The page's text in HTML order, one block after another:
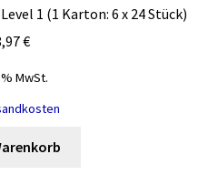
1 (1 Karton: 6 x 24 Stück)
€
MwSt.